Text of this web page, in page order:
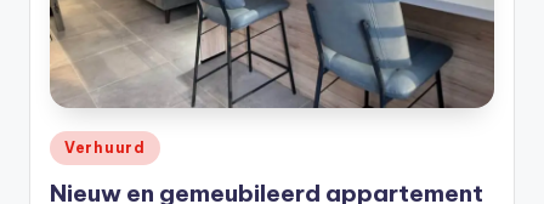
Posted
in
Verhuurd
Nieuw en gemeubileerd appartement